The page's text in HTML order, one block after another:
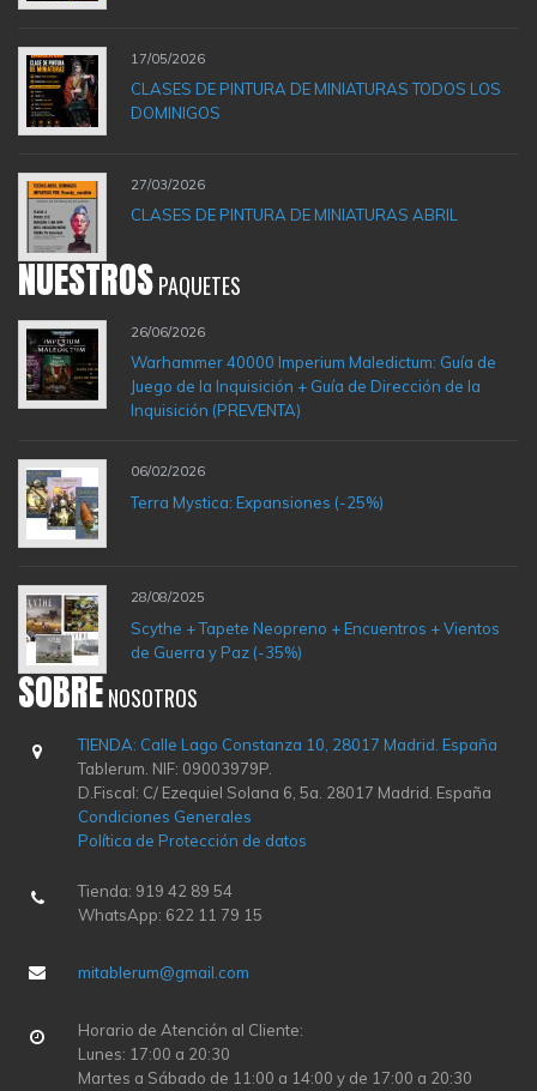
17/05/2026
CLASES DE PINTURA DE MINIATURAS TODOS LOS
DOMINIGOS
27/03/2026
CLASES DE PINTURA DE MINIATURAS ABRIL
NUESTROSPAQUETES
26/06/2026
Warhammer 40000 Imperium Maledictum: Guía de
Juego de la Inquisición + Guía de Dirección de la
Inquisición (PREVENTA)
06/02/2026
Terra Mystica: Expansiones (-25%)
28/08/2025
Scythe + Tapete Neopreno + Encuentros + Vientos
de Guerra y Paz (-35%)
SOBRENOSOTROS
TIENDA: Calle Lago Constanza 10, 28017 Madrid. España
Tablerum. NIF: 09003979P.
D.Fiscal: C/ Ezequiel Solana 6, 5a. 28017 Madrid. España
Condiciones Generales
Política de Protección de datos
Tienda: 919 42 89 54
WhatsApp: 622 11 79 15
mitablerum@gmail.com
Horario de Atención al Cliente:
Lunes: 17:00 a 20:30
Martes a Sábado de 11:00 a 14:00 y de 17:00 a 20:30